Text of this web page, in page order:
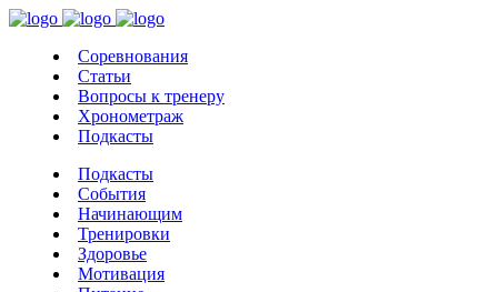
Соревнования
Статьи
Вопросы к тренеру
Хронометраж
Подкасты
Подкасты
События
Начинающим
Тренировки
Здоровье
Мотивация